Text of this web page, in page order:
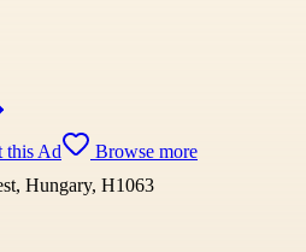
this Ad
Browse more
Hungary, H1063